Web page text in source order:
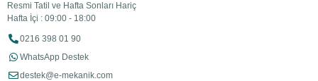
Resmi Tatil ve Hafta Sonları Hariç
Hafta İçi : 09:00 - 18:00
0216 398 01 90
WhatsApp Destek
destek@e-mekanik.com